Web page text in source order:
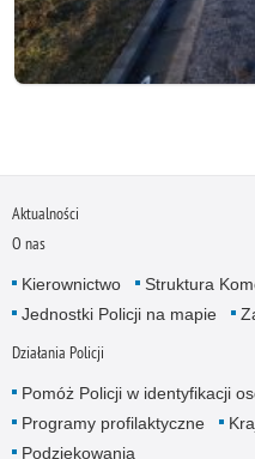
Aktualności
O nas
Kierownictwo
Struktura
Jednostki Policji na mapie
Działania Policji
Pomóż Policji w identyfikacji
Programy profilaktyczne
Podziękowania